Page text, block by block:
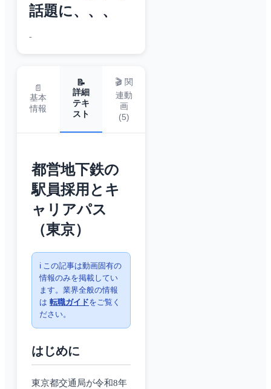
話題に、、、
-
📄
基本
情報
📝
詳細
テキ
スト
🎬 関
連動
画
(5)
都営地下鉄の
駅員採用とキ
ャリアパス
（東京）
ℹ️ この記事は動画固有の
情報のみを掲載してい
ます。業界全般の情報
は 転職ガイドをご覧く
ださい。
はじめに
東京都交通局が令和8年